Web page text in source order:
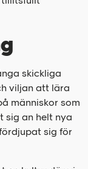
skickliga
viljan att lära
människor som
sig an helt nya
sig för